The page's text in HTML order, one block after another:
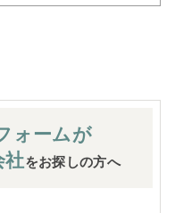
ォームが
社をお探しの方へ